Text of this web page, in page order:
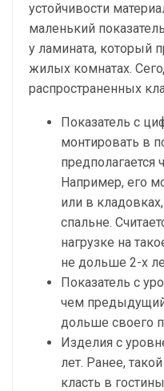
устойчивости
маленький
у ламината, который
жилых комнатах.
распространенных
Показатель с
монтировать в
предполагается
Например, его
или в
спальне.
нагрузке на
не дольше 2-х
Показатель с
чем
дольше своего
Изделия с
лет. Ранее,
класть в